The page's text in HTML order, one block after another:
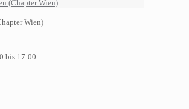
(Chapter Wien)
bis 17:00